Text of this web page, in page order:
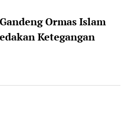
Ormas Islam
Ketegangan